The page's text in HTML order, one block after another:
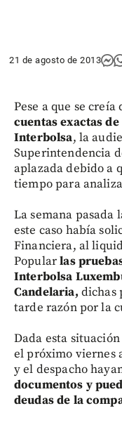
21 de agosto de 2013
Pese a que se creía
cuentas exactas
Interbolsa, la
Superintendencia
aplazada debido a
tiempo para
La semana pasada
este caso había
Financiera, al
Popularlas
Interbolsa
Candelaria, dichas
tarde razón por la
Dada esta
el próximo viernes
y el despacho
documentos y
deudas de la